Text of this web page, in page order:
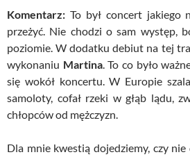
Komentarz: To był concert jakiego
przeżyć. Nie chodzi o sam występ,
poziomie. W dodatku debiut na tej
wykonaniu Martina. To co było
się wokół koncertu. W Europie
samoloty, cofał rzeki w głąb lądu,
chłopców od mężczyzn.
Dla mnie kwestią dojedziemy, czy